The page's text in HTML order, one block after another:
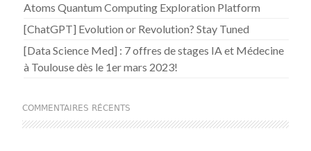
Atoms Quantum Computing Exploration Platform
[ChatGPT] Evolution or Revolution? Stay Tuned
[Data Science Med] : 7 offres de stages IA et Médecine
à Toulouse dès le 1er mars 2023!
COMMENTAIRES RÉCENTS